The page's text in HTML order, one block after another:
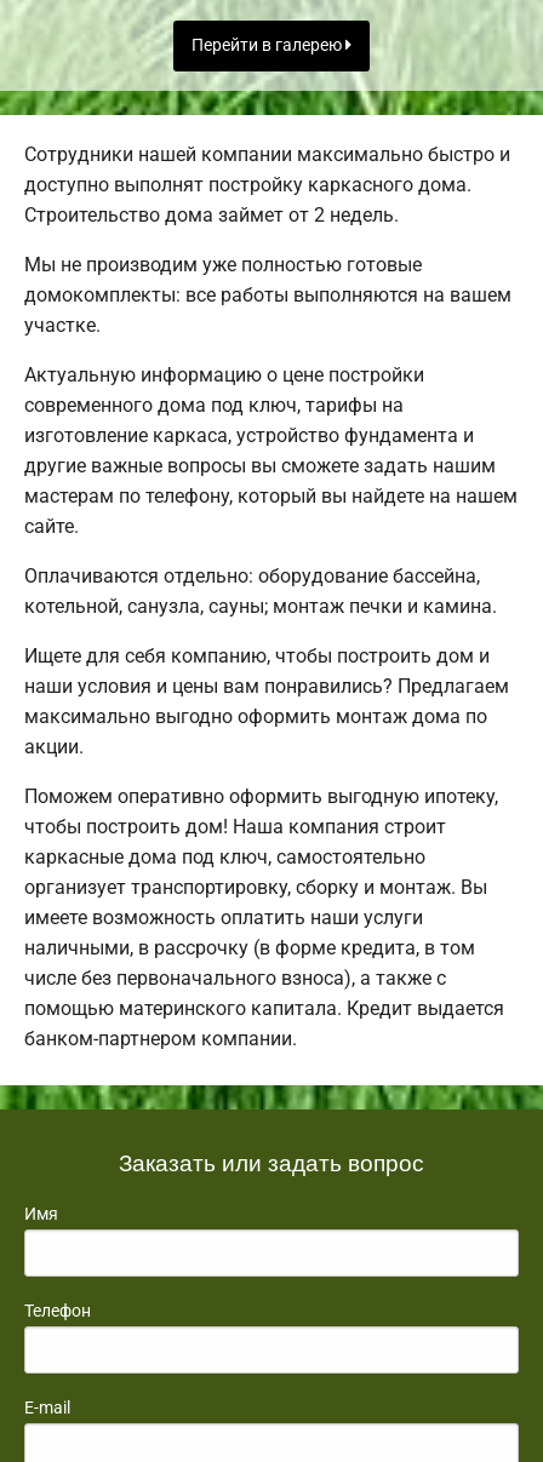
Перейти в галерею
Сотрудники нашей компании максимально быстро и
доступно выполнят постройку каркасного дома.
Строительство дома займет от 2 недель.
Мы не производим уже полностью готовые
домокомплекты: все работы выполняются на вашем
участке.
Актуальную информацию о цене постройки
современного дома под ключ, тарифы на
изготовление каркаса, устройство фундамента и
другие важные вопросы вы сможете задать нашим
мастерам по телефону, который вы найдете на нашем
сайте.
Оплачиваются отдельно: оборудование бассейна,
котельной, санузла, сауны; монтаж печки и камина.
Ищете для себя компанию, чтобы построить дом и
наши условия и цены вам понравились? Предлагаем
максимально выгодно оформить монтаж дома по
акции.
Поможем оперативно оформить выгодную ипотеку,
чтобы построить дом! Наша компания строит
каркасные дома под ключ, самостоятельно
организует транспортировку, сборку и монтаж. Вы
имеете возможность оплатить наши услуги
наличными, в рассрочку (в форме кредита, в том
числе без первоначального взноса), а также с
помощью материнского капитала. Кредит выдается
банком-партнером компании.
Заказать или задать вопрос
Имя
Телефон
E-mail